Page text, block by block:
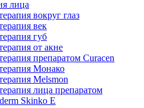
лица
вокруг глаз
век
губ
от акне
препаратом Curacen
Монако
Melsmon
лица препаратом
Skinko E